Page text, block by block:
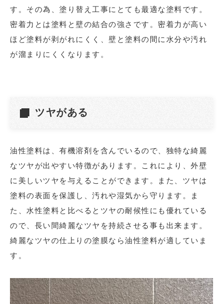
す。その為、塗り替え工事にとても最適な塗料です。
密着力とは塗料と壁の結合の強さです。密着力が高い
ほど塗料が剥がれにくく、壁と塗料の間に水分や汚れ
が溜まりにくくなります。
ツヤがある
油性塗料は、有機溶剤を含んでいるので、独特な綺麗
なツヤが出やすい特徴があります。これにより、外壁
に美しいツヤを与えることができます。また、ツヤは
塗料の表面を保護し、汚れや湿気から守ります。ま
た、水性塗料と比べるとツヤの耐候性にも優れている
ので、長い間綺麗なツヤを持続させる事も出来ます。
綺麗なツヤの仕上りの塗膜なら油性塗料が適していま
す。